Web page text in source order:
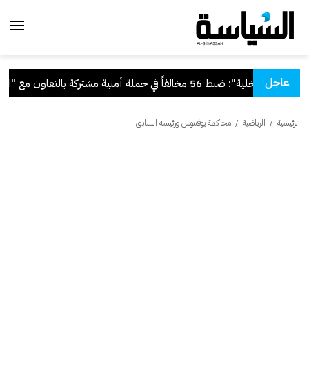
عاجل
"الداخلية": ضبط 56 مخالفاً في حملة أمنية مشتركة بالتعاون مع "القوى العاملة"
الرئيسية / الرياضية / محاكمة يوفنتوس ورئيسه السابق